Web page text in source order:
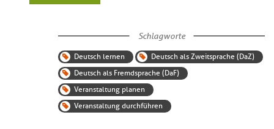
Schlagworte
Deutsch lernen
Deutsch als Zweitsprache (DaZ)
Deutsch als Fremdsprache (DaF)
Veranstaltung planen
Veranstaltung durchführen